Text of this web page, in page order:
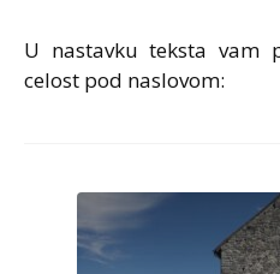
U nastavku teksta vam
celost pod naslovom: